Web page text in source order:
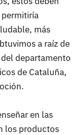
permitiría
más
a raíz de
departamento
de Cataluña,
en las
los productos